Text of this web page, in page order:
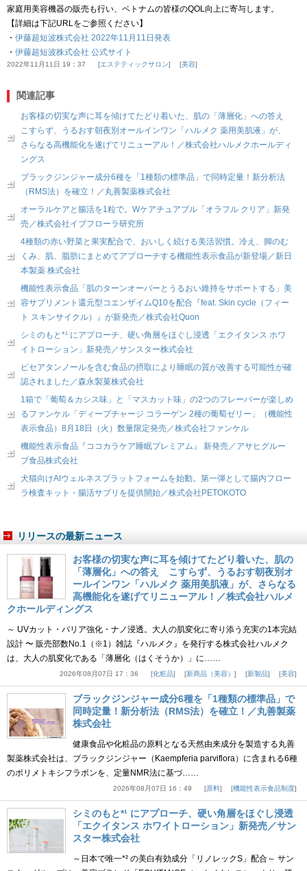
家庭用美容機器の販売も行い、ベトナムの皆様のQOL向上に寄与します。
【詳細は下記URLをご参照ください】
・ 伊藤超短波株式会社 2022年11月11日発表
・ 伊藤超短波株式会社 公式サイト
2022年11月11日 19：37 エステティックサロン 美容
関連記事
お客様の切実な声に耳を傾けてたどり着いた、肌の「薄層化」への答え
こすらず、うるおす朝夜別オールインワン「ハルメク 薬用美肌液」が、
さらなる高機能化を遂げてリニューアル！／株式会社ハルメクホールディ
ングス
ブラックジンジャー成分6種を「1種類の標準品」で同時定量！新分析法
（RMS法）を確立！／丸善製薬株式会社
オーラルケアと腸活を1粒で。Wケアチュアブル「オラフル クリア」新発
売／株式会社イブフローラ研究所
4種類の赤い野菜と果実配合で、おいしく続ける美活習慣。冷え、脚のむ
くみ、肌、脂肪にまとめてアプローチする機能性表示食品が新登場／新日
本製薬 株式会社
機能性表示食品「肌のターンオーバーとうるおい維持をサポートする」美
容サプリメント還元型コエンザイムQ10を配合『feat. Skin cycle（フィー
ト スキンサイクル）』が新発売／株式会社Quon
シミのもと*¹ にアプローチ、硬い角層をほぐし浸透「エクイタンス ホワ
イトローション」新発売／サンスター株式会社
ピセアタンノールを含む食品の摂取により睡眠の質が改善する可能性が確
認されました／森永製菓株式会社
1箱で「葡萄＆カシス味」と「マスカット味」の2つのフレーバーが楽しめ
るファンケル「ディープチャージ コラーゲン 2種の葡萄ゼリー」（機能性
表示食品）8月18日（火）数量限定発売／株式会社ファンケル
機能性表示食品『ココカラケア睡眠プレミアム』 新発売／アサヒグルー
プ食品株式会社
犬猫向けAIウェルネスプラットフォームを始動。第一弾として腸内フロー
ラ検査キット・腸活サプリを提供開始／株式会社PETOKOTO
リリースの最新ニュース
お客様の切実な声に耳を傾けてたどり着いた、肌の
「薄層化」への答え こすらず、うるおす朝夜別オ
ールインワン「ハルメク 薬用美肌液」が、さらなる
高機能化を遂げてリニューアル！／株式会社ハルメ
クホールディングス
～ UVカット・バリア強化・ナノ浸透。大人の肌変化に寄り添う充実の1本完結
設計 〜 販売部数No.1（※1）雑誌『ハルメク』を発行する株式会社ハルメク
は、大人の肌変化である「薄層化（はくそうか）」に……
2026年08月07日 17：36 化粧品 新商品（美容） 新製品 美容
ブラックジンジャー成分6種を「1種類の標準品」で
同時定量！新分析法（RMS法）を確立！／丸善製薬
株式会社
健康食品や化粧品の原料となる天然由来成分を製造する丸善
製薬株式会社は、ブラックジンジャー（Kaempferia parviflora）に含まれる6種
のポリメトキシフラボンを、定量NMR法に基づ……
2026年08月07日 16：49 原料 機能性表示食品制度
シミのもと*¹ にアプローチ、硬い角層をほぐし浸透
「エクイタンス ホワイトローション」新発売／サン
スター株式会社
～日本で唯一*² の美白有効成分「リノレックS」配合～ サン